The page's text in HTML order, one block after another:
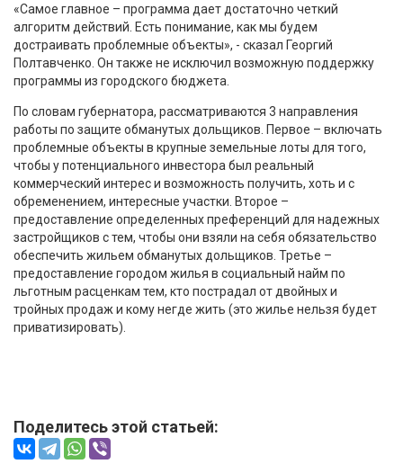
«Самое главное – программа дает достаточно четкий
алгоритм действий. Есть понимание, как мы будем
достраивать проблемные объекты», - сказал Георгий
Полтавченко. Он также не исключил возможную поддержку
программы из городского бюджета.
По словам губернатора, рассматриваются 3 направления
работы по защите обманутых дольщиков. Первое – включать
проблемные объекты в крупные земельные лоты для того,
чтобы у потенциального инвестора был реальный
коммерческий интерес и возможность получить, хоть и с
обременением, интересные участки. Второе –
предоставление определенных преференций для надежных
застройщиков с тем, чтобы они взяли на себя обязательство
обеспечить жильем обманутых дольщиков. Третье –
предоставление городом жилья в социальный найм по
льготным расценкам тем, кто пострадал от двойных и
тройных продаж и кому негде жить (это жилье нельзя будет
приватизировать).
Поделитесь этой статьей: